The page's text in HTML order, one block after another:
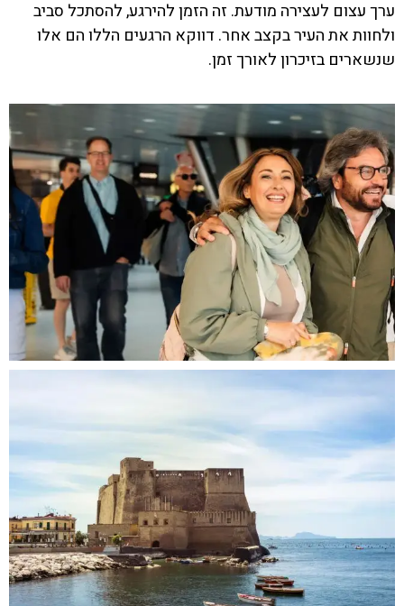
ערך עצום לעצירה מודעת. זה הזמן להירגע, להסתכל סביב
ולחוות את העיר בקצב אחר. דווקא הרגעים הללו הם אלו
שנשארים בזיכרון לאורך זמן.